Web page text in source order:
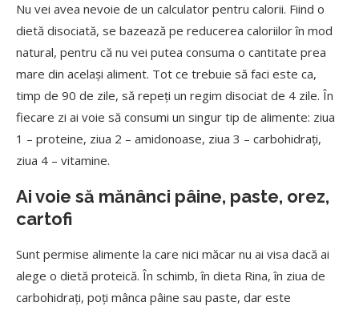
Nu vei avea nevoie de un calculator pentru calorii. Fiind o
dietă disociată, se bazează pe reducerea caloriilor în mod
natural, pentru că nu vei putea consuma o cantitate prea
mare din același aliment. Tot ce trebuie să faci este ca,
timp de 90 de zile, să repeți un regim disociat de 4 zile. În
fiecare zi ai voie să consumi un singur tip de alimente: ziua
1 – proteine, ziua 2 – amidonoase, ziua 3 – carbohidrați,
ziua 4 – vitamine.
Ai voie să mănânci pâine, paste, orez,
cartofi
Sunt permise alimente la care nici măcar nu ai visa dacă ai
alege o dietă proteică. În schimb, în dieta Rina, în ziua de
carbohidrați, poți mânca pâine sau paste, dar este